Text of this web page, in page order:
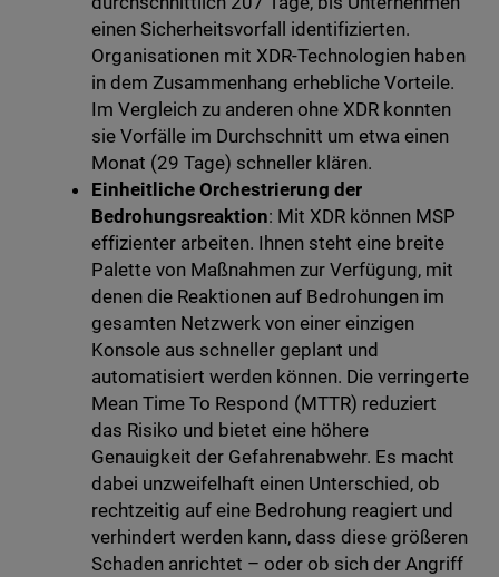
einen Sicherheitsvorfall identifizierten.
Organisationen mit XDR-Technologien haben
in dem Zusammenhang erhebliche Vorteile.
Im Vergleich zu anderen ohne XDR konnten
sie Vorfälle im Durchschnitt um etwa einen
Monat (29 Tage) schneller klären.
Einheitliche Orchestrierung der
Bedrohungsreaktion: Mit XDR können MSP
effizienter arbeiten. Ihnen steht eine breite
Palette von Maßnahmen zur Verfügung, mit
denen die Reaktionen auf Bedrohungen im
gesamten Netzwerk von einer einzigen
Konsole aus schneller geplant und
automatisiert werden können. Die verringerte
Mean Time To Respond (MTTR) reduziert
das Risiko und bietet eine höhere
Genauigkeit der Gefahrenabwehr. Es macht
dabei unzweifelhaft einen Unterschied, ob
rechtzeitig auf eine Bedrohung reagiert und
verhindert werden kann, dass diese größeren
Schaden anrichtet – oder ob sich der Angriff